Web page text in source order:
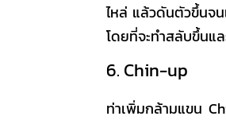
ไหล่ แล้วดันตัวขึ้นจ
โดยที่จะทำสลับขึ้นแ
6. Chin-up
ท่าเพิ่มกล้ามแขน